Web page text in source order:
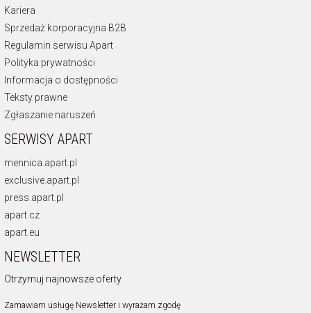
Kariera
Sprzedaż korporacyjna B2B
Regulamin serwisu Apart
Polityka prywatności
Informacja o dostępności
Teksty prawne
Zgłaszanie naruszeń
SERWISY APART
mennica.apart.pl
exclusive.apart.pl
press.apart.pl
apart.cz
apart.eu
NEWSLETTER
Otrzymuj najnowsze oferty.
Zamawiam usługę Newsletter i wyrażam zgodę